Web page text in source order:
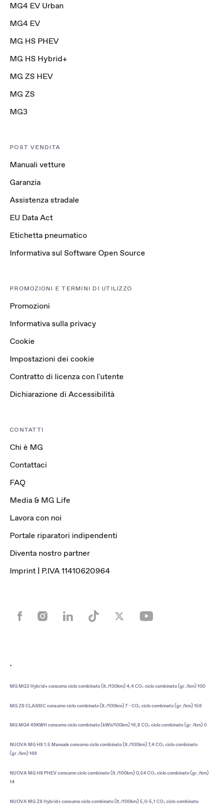
MG4 EV Urban
MG4 EV
MG HS PHEV
MG HS Hybrid+
MG ZS HEV
MG ZS
MG3
POST VENDITA
Manuali vetture
Garanzia
Assistenza stradale
EU Data Act
Etichetta pneumatico
Informativa sul Software Open Source
PROMOZIONI E TERMINI DI UTILIZZO
Promozioni
Informativa sulla privacy
Cookie
Impostazioni dei cookie
Contratto di licenza con l'utente
Dichiarazione di Accessibilità
CONTATTI
Chi è MG
Contattaci
FAQ
Media & MG Life
Lavora con noi
Portale riparatori indipendenti
Diventa nostro partner
Imprint | P.IVA 11410620964
*
MG MG3 Hybrid+ consumo ciclo combinato (lt./100km) 4,4 CO₂ ciclo combinato (gr./km) 100
MG ZS CLASSIC consumo ciclo combinato (lt./100km) 7 - CO₂ ciclo combinato (gr./km) 156
MG MG4 49KWH consumo ciclo combinato (kWh/100km) 16,8 CO₂ ciclo combinato (gr./km) 0
NUOVA MG HS 1.5 Manuale consumo ciclo combinato (lt./100km) 7,4 CO₂ ciclo combinato
(gr./km) 168
NUOVA MG HS PHEV consumo ciclo combinato (lt./100km) 0,54 CO₂ ciclo combinato (gr./km)
14
NUOVA MG ZS Hybrid+ consumo ciclo combinato (lt./100km) 5,0-5,1 CO₂ ciclo combinato